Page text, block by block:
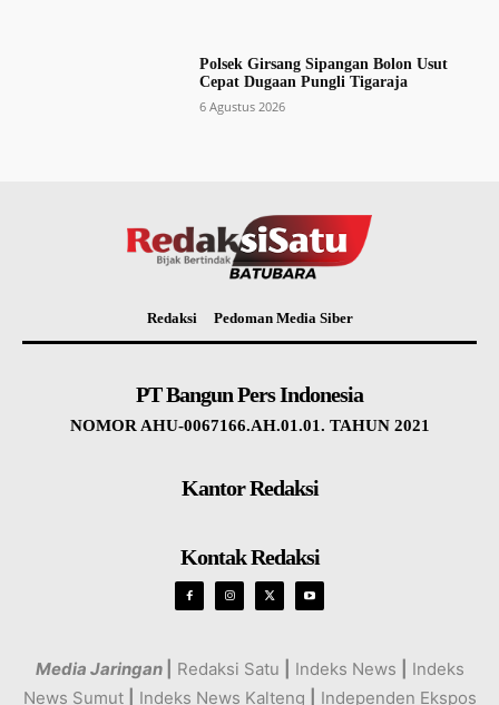
Polsek Girsang Sipangan Bolon Usut
Cepat Dugaan Pungli Tigaraja
6 Agustus 2026
Redaksi Pedoman Media Siber
PT Bangun Pers Indonesia
NOMOR AHU-0067166.AH.01.01. TAHUN 2021
Kantor Redaksi
Kontak Redaksi
Media Jaringan Redaksi Satu Indeks News
Indeks
News Sumut
Indeks News Kalteng Independen Ekspos